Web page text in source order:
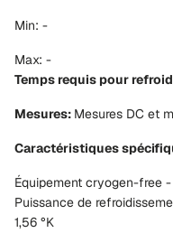
Min: -
Max: -
Temps requis pour
Mesures: Mesures DC et
Caractéristiques
Équipement cryogen-free
Puissance de
1,56 °K